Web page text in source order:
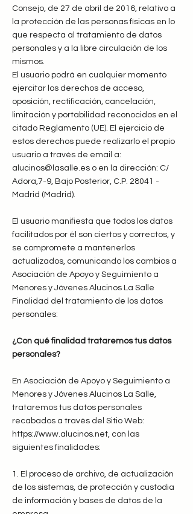
Consejo, de 27 de abril de 2016, relativo a
la protección de las personas físicas en lo
que respecta al tratamiento de datos
personales y a la libre circulación de los
mismos.
El usuario podrá en cualquier momento
ejercitar los derechos de acceso,
oposición, rectificación, cancelación,
limitación y portabilidad reconocidos en el
citado Reglamento (UE). El ejercicio de
estos derechos puede realizarlo el propio
usuario a través de email a:
alucinos@lasalle.es o en la dirección: C/
Adora,7-9, Bajo Posterior, C.P. 28041 -
Madrid (Madrid).
El usuario manifiesta que todos los datos
facilitados por él son ciertos y correctos, y
se compromete a mantenerlos
actualizados, comunicando los cambios a
Asociación de Apoyo y Seguimiento a
Menores y Jóvenes Alucinos La Salle
Finalidad del tratamiento de los datos
personales:
¿Con qué finalidad trataremos tus datos
personales?
En Asociación de Apoyo y Seguimiento a
Menores y Jóvenes Alucinos La Salle,
trataremos tus datos personales
recabados a través del Sitio Web:
https://www.alucinos.net, con las
siguientes finalidades:
1. El proceso de archivo, de actualización
de los sistemas, de protección y custodia
de información y bases de datos de la